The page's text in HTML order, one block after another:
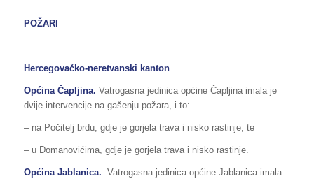
POŽARI
Hercegovačko-neretvanski kanton
Općina Čapljina. Vatrogasna jedinica općine Čapljina imala je
dvije intervencije na gašenju požara, i to:
– na Počitelj brdu, gdje je gorjela trava i nisko rastinje, te
– u Domanovićima, gdje je gorjela trava i nisko rastinje.
Općina Jablanica. Vatrogasna jedinica općine Jablanica imala